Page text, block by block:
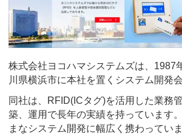
株式会社ヨコハマシステムズは、1987
川県横浜市に本社を置くシステム開発会
同社は、RFID(ICタグ)を活用した業務
築、運用で長年の実績を持っています
まなシステム開発に幅広く携わってい